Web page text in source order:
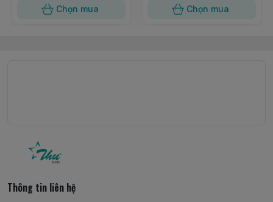
Chọn mua Chọn mua
Thông tin liên hệ